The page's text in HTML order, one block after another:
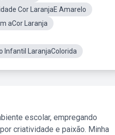
Cor LaranjaE Amarelo
aCor Laranja
Infantil LaranjaColorida
escolar, empregando
criatividade e paixão. Minha